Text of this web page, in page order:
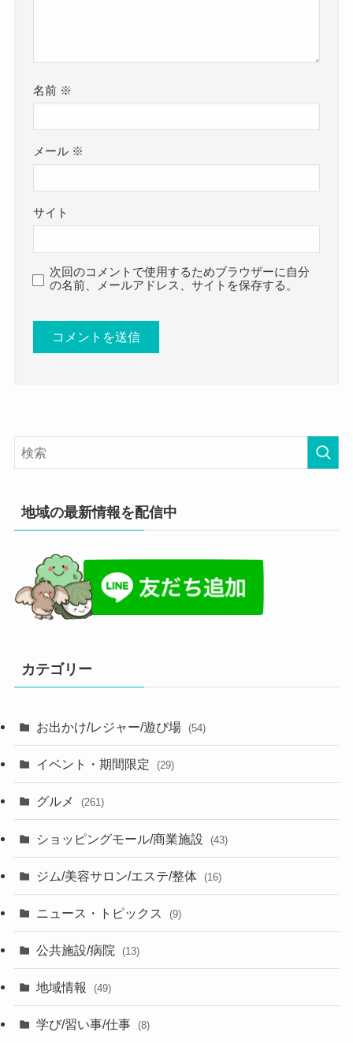
名前 ※
メール ※
サイト
次回のコメントで使用するためブラウザーに自分
の名前、メールアドレス、サイトを保存する。
地域の最新情報を配信中
カテゴリー
お出かけ/レジャー/遊び場 (54)
イベント・期間限定 (29)
グルメ (261)
ショッピングモール/商業施設 (43)
ジム/美容サロン/エステ/整体 (16)
ニュース・トピックス (9)
公共施設/病院 (13)
地域情報 (49)
学び/習い事/仕事 (8)